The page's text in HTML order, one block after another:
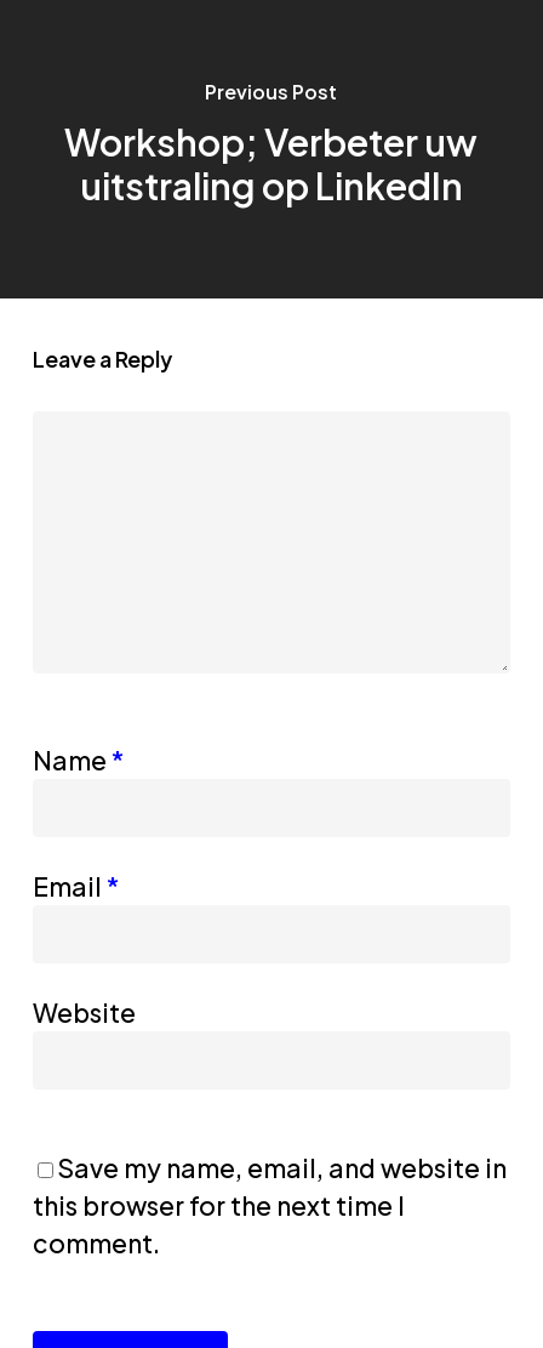
Previous Post
Workshop; Verbeter uw
uitstraling op LinkedIn
Leave a Reply
Name *
Email *
Website
Save my name, email, and website in
this browser for the next time I
comment.